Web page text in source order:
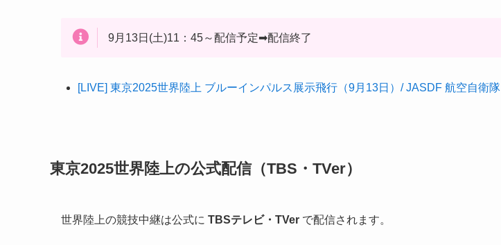
9月13日(土)11：45～配信予定➡配信終了
[LIVE] 東京2025世界陸上 ブルーインパルス展示飛行（9月13日）/ JASDF 航空自衛隊
東京2025世界陸上の公式配信（TBS・TVer）
世界陸上の競技中継は公式に TBSテレビ・TVer で配信されます。